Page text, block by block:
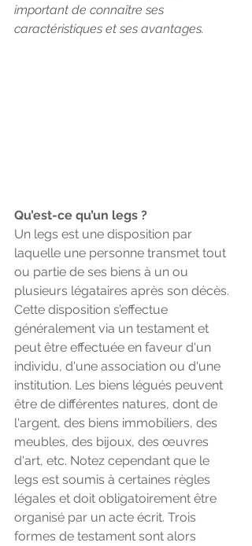
important de connaître ses
caractéristiques et ses avantages.
Qu’est-ce qu’un legs ?
Un legs est une disposition par
laquelle une personne transmet tout
ou partie de ses biens à un ou
plusieurs légataires après son décès.
Cette disposition s’effectue
généralement via un testament et
peut être effectuée en faveur d'un
individu, d'une association ou d'une
institution. Les biens légués peuvent
être de différentes natures, dont de
l'argent, des biens immobiliers, des
meubles, des bijoux, des œuvres
d'art, etc. Notez cependant que le
legs est soumis à certaines règles
légales et doit obligatoirement être
organisé par un acte écrit. Trois
formes de testament sont alors